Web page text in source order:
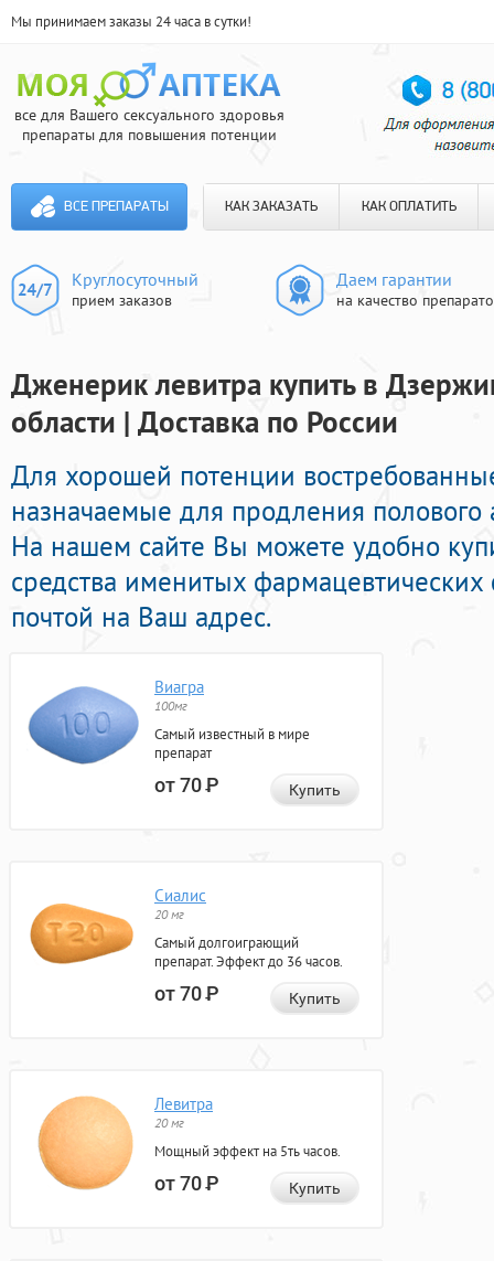
Мы принимаем заказы 24 часа в сутки!
все для Вашего сексуального здоровья
препараты для повышения потенции
ВСЕ ПРЕПАРАТЫ КАК ЗАКАЗАТЬ КАК ОПЛАТИТЬ
Круглосуточный
прием заказов
Даем гарантии
на качество
Дженерик левитра купить в
области | Доставка по России
Для хорошей потенции
назначаемые для продления полового
На нашем сайте Вы можете удобно
средства именитых
почтой на Ваш адрес.
Виагра
100мг
Самый известный в мире
препарат
от 70Р Купить
Сиалис
20 мг
Самый долгоиграющий
препарат. Эффект до 36 часов.
от 70Р Купить
Левитра
20 мг
Мощный эффект на 5ть часов.
от 70Р Купить